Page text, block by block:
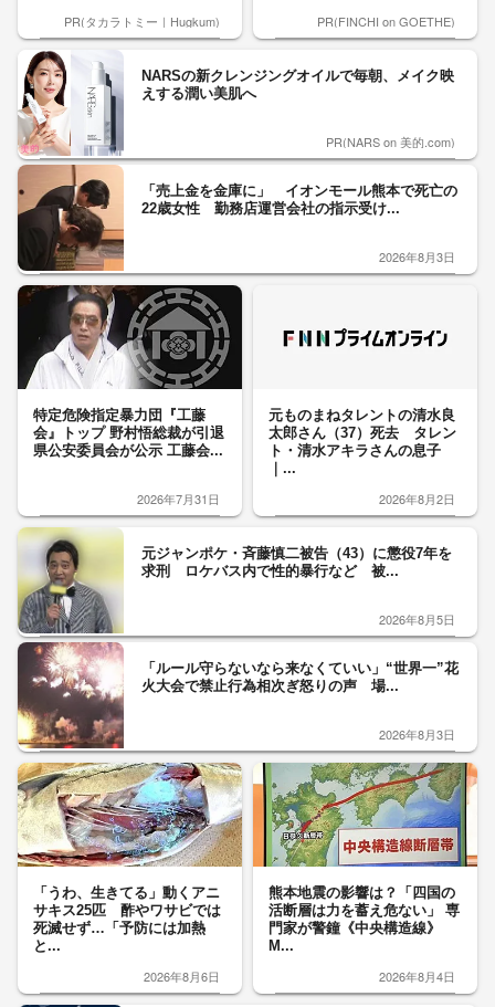
PR(タカラトミー｜Hugkum) PR(FINCHI on GOETHE)
NARSの新クレンジングオイルで毎朝、メイク映
えする潤い美肌へ
PR(NARS on 美的.com)
「売上金を金庫に」 イオンモール熊本で死亡の
22歳女性 勤務店運営会社の指示受け...
2026年8月3日
特定危険指定暴力団『工藤
会』トップ 野村悟総裁が引退
県公安委員会が公示 工藤会...
2026年7月31日
元ものまねタレントの清水良
太郎さん（37）死去 タレン
ト・清水アキラさんの息子
｜...
2026年8月2日
元ジャンポケ・斉藤慎二被告（43）に懲役7年を
求刑 ロケバス内で性的暴行など 被...
2026年8月5日
「ルール守らないなら来なくていい」“世界一”花
火大会で禁止行為相次ぎ怒りの声 場...
2026年8月3日
「うわ、生きてる」動くアニ
サキス25匹 酢やワサビでは
死滅せず…「予防には加熱
と...
2026年8月6日
熊本地震の影響は？「四国の
活断層は力を蓄え危ない」 専
門家が警鐘《中央構造線》
M...
2026年8月4日